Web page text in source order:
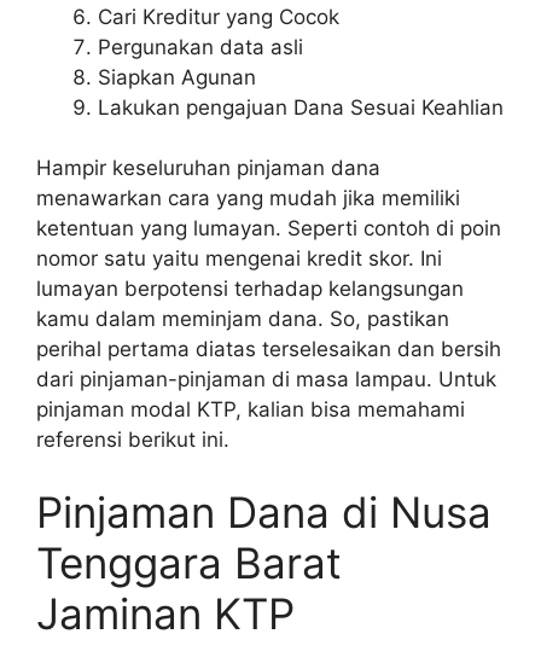
Cari Kreditur yang Cocok
Pergunakan data asli
Siapkan Agunan
Lakukan pengajuan Dana Sesuai Keahlian
Hampir keseluruhan pinjaman dana
menawarkan cara yang mudah jika memiliki
ketentuan yang lumayan. Seperti contoh di poin
nomor satu yaitu mengenai kredit skor. Ini
lumayan berpotensi terhadap kelangsungan
kamu dalam meminjam dana. So, pastikan
perihal pertama diatas terselesaikan dan bersih
dari pinjaman-pinjaman di masa lampau. Untuk
pinjaman modal KTP, kalian bisa memahami
referensi berikut ini.
Pinjaman Dana di Nusa
Tenggara Barat
Jaminan KTP